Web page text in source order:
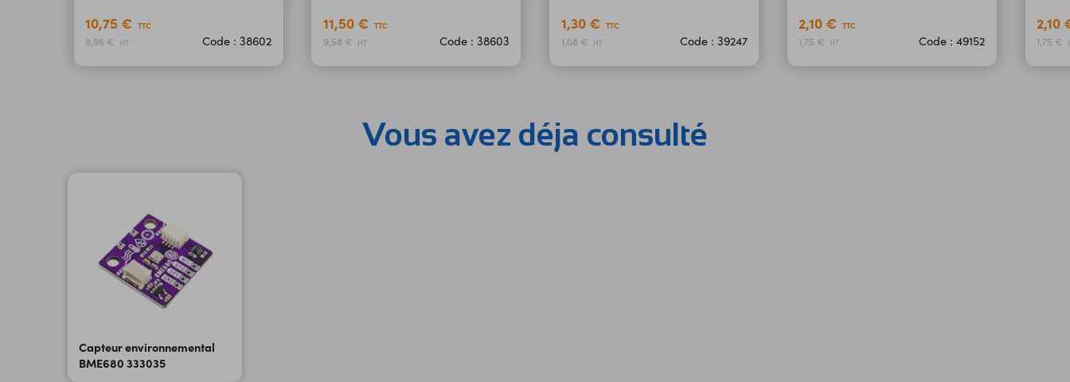
10,75 € TTC
8,96 € HT Code : 38602
11,50 € TTC
9,58 € HT Code : 38603
1,30 € TTC
1,08 € HT Code : 39247
2,10 € TTC
1,75 € HT Code : 49152
2,10
1,75 €
Vous avez déja consulté
Capteur environnemental
BME680 333035